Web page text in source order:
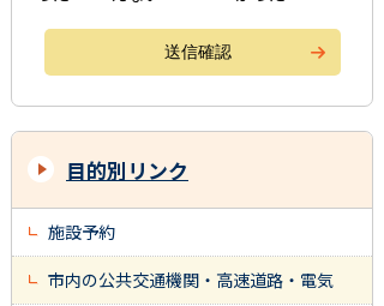
目的別リンク
施設予約
市内の公共交通機関・高速道路・電気